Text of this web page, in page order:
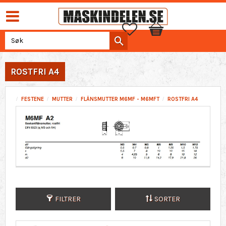
Favoritter
Handlekurv
ROSTFRI A4
FESTENE MUTTER FLÄNSMUTTER M6MF - M6MFT ROSTFRI A4
FILTRER SORTER